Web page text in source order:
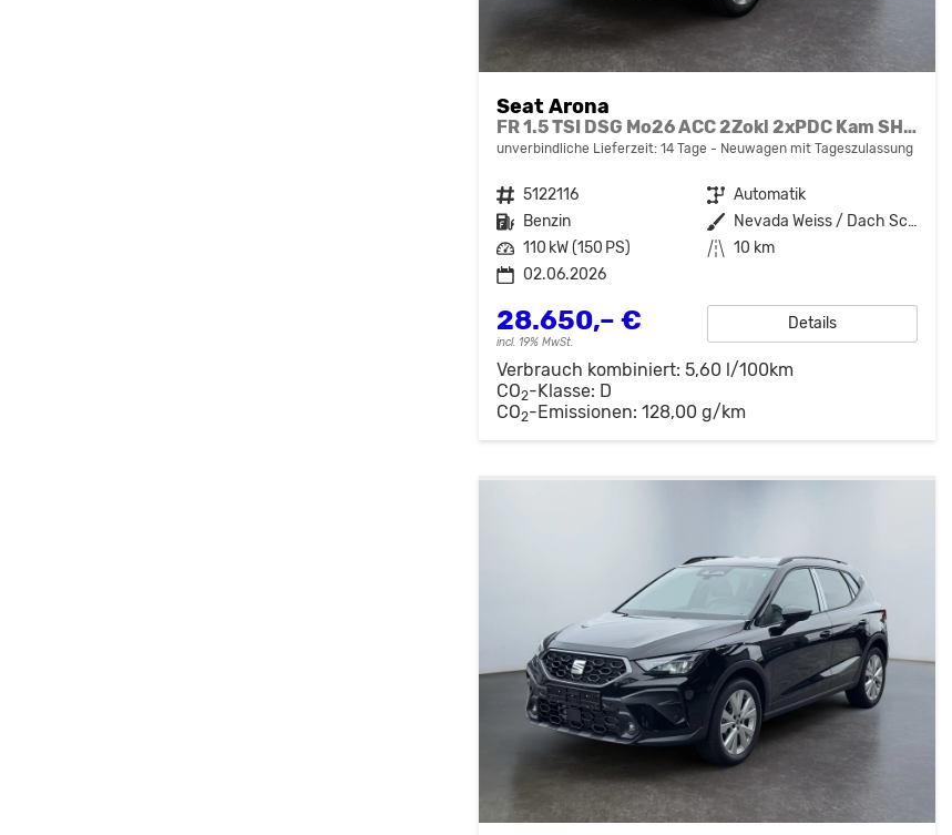
Seat Arona
FR 1.5 TSI DSG Mo26 ACC 2Zokl 2xPDC Kam SHZ Full Link
unverbindliche Lieferzeit: 14 Tage Neuwagen mit Tageszulassung
Fahrzeugnr. 5122116 Getriebe Automatik
Kraftstoff Benzin Außenfarbe
Nevada Weiss / Dach Schwarz
Leistung 110 kW (150 PS) Kilometerstand 10 km
02.06.2026
28.650,– €
incl. 19% MwSt.
Details
Verbrauch kombiniert: 5,60 l/100km
CO2-Klasse: D
CO2-Emissionen: 128,00 g/km